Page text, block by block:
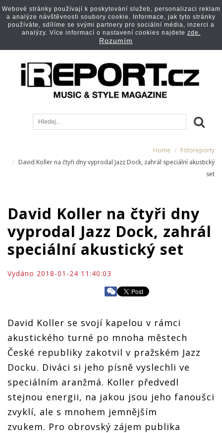
Home
Fotoreporty
David Koller na čtyři dny vyprodal Jazz Dock, zahrál speciální akustický
set
David Koller na čtyři dny
vyprodal Jazz Dock, zahrál
speciální akustický set
Vydáno 2018-01-24 11:40:03
David Koller se svojí kapelou v rámci
akustického turné po mnoha městech
České republiky zakotvil v pražském Jazz
Docku. Diváci si jeho písně vyslechli ve
speciálním aranžmá. Koller předvedl
stejnou energii, na jakou jsou jeho fanoušci
zvyklí, ale s mnohem jemnějším
zvukem. Pro obrovský zájem publika
Webové stránky používají k poskytování služeb, personalizaci reklam
a analýze návštěvnosti soubory cookie. Informace, jak tyto stránky
používáte, sdílíme se svými partnery pro sociální média, inzerci a
analýzy. Více informací o nastavení cookies najdete zde.
Rozumím